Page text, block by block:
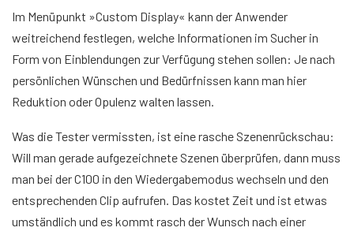
Im Menüpunkt »Custom Display« kann der Anwender
weitreichend festlegen, welche Informationen im Sucher in
Form von Einblendungen zur Verfügung stehen sollen: Je nach
persönlichen Wünschen und Bedürfnissen kann man hier
Reduktion oder Opulenz walten lassen.
Was die Tester vermissten, ist eine rasche Szenenrückschau:
Will man gerade aufgezeichnete Szenen überprüfen, dann muss
man bei der C100 in den Wiedergabemodus wechseln und den
entsprechenden Clip aufrufen. Das kostet Zeit und ist etwas
umständlich und es kommt rasch der Wunsch nach einer